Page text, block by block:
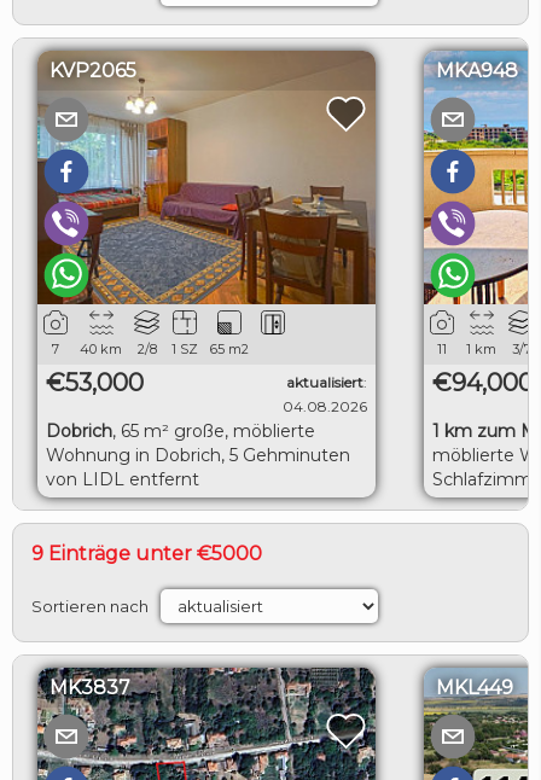
KVP2065
7 40 km 2/8 1 SZ 65 m2
€53,000 aktualisiert:
04.08.2026
Dobrich, 65 m² große, möblierte
Wohnung in Dobrich, 5 Gehminuten
von LIDL entfernt
MKA948
11 1 km 3/7
€94,000
1 km zum
möblierte
herrlicher
9 Einträge unter €5000
Sortieren nach
MK3837 MKL449